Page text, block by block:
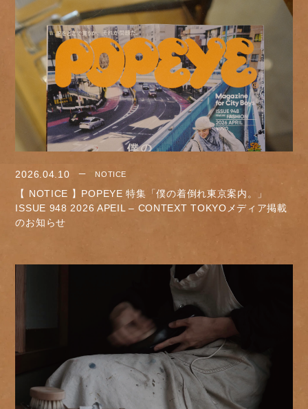
2026.04.10 NOTICE
【 NOTICE 】POPEYE 特集「僕の着倒れ東京案内。」
ISSUE 948 2026 APEIL – CONTEXT TOKYOメディア掲載
のお知らせ